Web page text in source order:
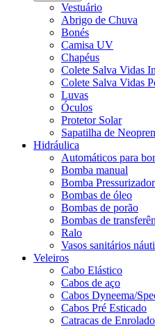
Vestuário
Abrigo de Chuva
Bonés
Camisa UV
Chapéus
Colete Salva Vidas
Colete Salva Vidas
Luvas
Óculos
Protetor Solar
Sapatilha de
Hidráulica
Automáticos para
Bomba manual
Bomba
Bombas de óleo
Bombas de porão
Bombas de
Ralo
Vasos sanitários
Veleiros
Cabo Elástico
Cabos de aço
Cabos Dyneema/
Cabos Pré Esticado
Catracas de